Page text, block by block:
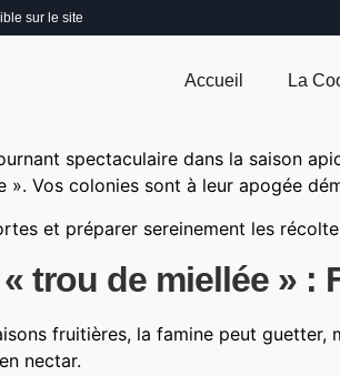
sur le site
Accueil La
spectaculaire dans la saison
». Vos colonies sont à leur apogée
et préparer sereinement les
trou de miellée » :
fruitières, la famine peut guetter,
nectar.